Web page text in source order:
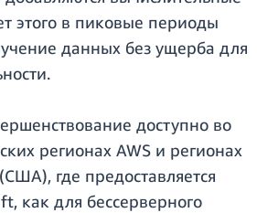
этого в пиковые периоды
данных без ущерба для
доступно во
регионах AWS и регионах
где предоставляется
как для бессерверного